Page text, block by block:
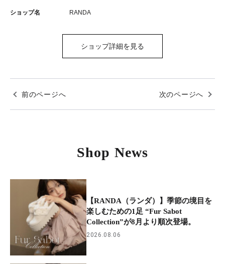
ショップ名 RANDA
ショップ詳細を見る
前のページへ 次のページへ
Shop News
【RANDA（ランダ）】季節の境目を
楽しむための1足 “Fur Sabot
Collection”が8月より順次登場。
2026.08.06